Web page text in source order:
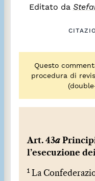
Editato da
Questo
procedura di
Art. 43a
l’esecuzione
1
La